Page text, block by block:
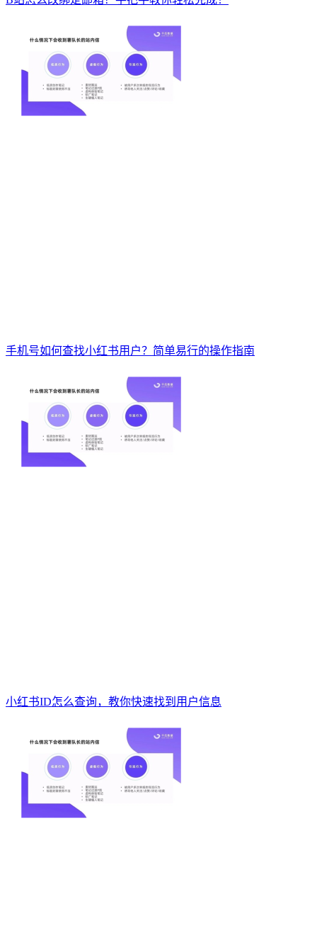
手机号如何查找小红书用户？简单易行的操作指南
小红书ID怎么查询，教你快速找到用户信息